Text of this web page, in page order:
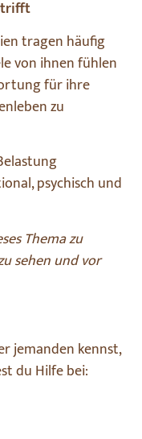
tragen häufig
von ihnen fühlen
für ihre
zu
psychisch und
Thema zu
sehen und vor
jemanden kennst,
du Hilfe bei: